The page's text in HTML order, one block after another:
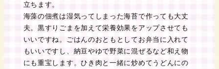
立ちます。
海藻の佃煮は湿気ってしまった海苔で作っても大丈
夫。黒すりごまを加えて栄養効果をアップさせても
いいですね。ごはんのおともとしてお弁当に入れて
もいいですし、納豆やゆで野菜に混ぜるなど和え物
にも重宝します。ひき肉と一緒に炒めてうどんにの